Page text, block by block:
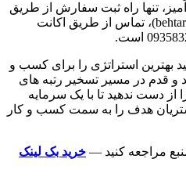
تنها راه ثبت سفارش از طریق
بهترین بک لینک (behtarinbacklink.com)، تماس از طریق اکانت
بهترین استراتژی را برای کسب و
و قدم در مسیر تسخیر رتبه های
از دست ندهید تا با یک سرمایه
هدف را به سمت کسب و کار
مراجعه کنید — خرید بک لینک